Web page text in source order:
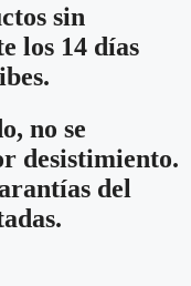
sin
los 14 días
no se
desistimiento.
del